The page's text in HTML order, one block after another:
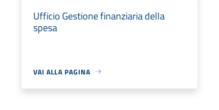
Ufficio Gestione finanziaria della
spesa
VAI ALLA PAGINA